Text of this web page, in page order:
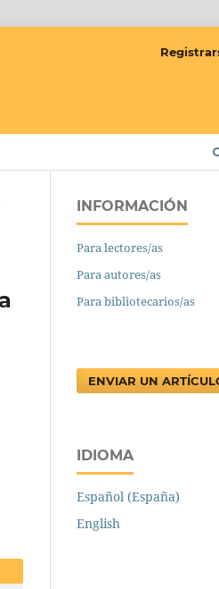
INFORMACIÓN
Para lectores/as
Para autores/as
Para bibliotecarios/as
ENVIAR UN
IDIOMA
Español (España)
English